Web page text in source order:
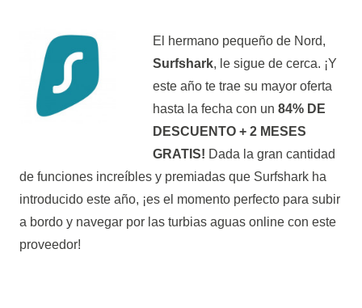
El hermano pequeño de Nord,
Surfshark, le sigue de cerca. ¡Y
este año te trae su mayor oferta
hasta la fecha con un 84% DE
DESCUENTO + 2 MESES
GRATIS! Dada la gran cantidad
de funciones increíbles y premiadas que Surfshark ha
introducido este año, ¡es el momento perfecto para subir
a bordo y navegar por las turbias aguas online con este
proveedor!